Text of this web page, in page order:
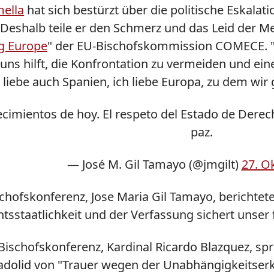
hat sich bestürzt über die politische
teile er den Schmerz und das Leid der
Europe" der EU-Bischofskommission
hilft, die Konfrontation zu vermeiden und
auch Spanien, ich liebe Europa, zu dem
de hoy. El respeto del Estado de
paz.
— José M. Gil Tamayo (@jmgilt) 27.
Jose Maria Gil Tamayo,
und der Verfassung sichert
Kardinal Ricardo Blazquez,
von "Trauer wegen der